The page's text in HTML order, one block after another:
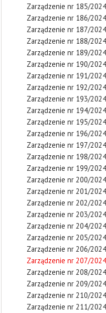
Zarządzenie nr 185/2024
Zarządzenie nr 186/2024
Zarządzenie nr 187/2024
Zarządzenie nr 188/2024
Zarządzenie nr 189/2024
Zarządzenie nr 190/2024
Zarządzenie nr 191/2024
Zarządzenie nr 192/2024
Zarządzenie nr 193/2024
Zarządzenie nr 194/2024
Zarządzenie nr 195/2024
Zarządzenie nr 196/2024
Zarządzenie nr 197/2024
Zarządzenie nr 198/2024
Zarządzenie nr 199/2024
Zarządzenie nr 200/2024
Zarządzenie nr 201/2024
Zarządzenie nr 202/2024
Zarządzenie nr 203/2024
Zarządzenie nr 204/2024
Zarządzenie nr 205/2024
Zarządzenie nr 206/2024
Zarządzenie nr 207/2024
Zarządzenie nr 208/2024
Zarządzenie nr 209/2024
Zarządzenie nr 210/2024
Zarządzenie nr 211/2024